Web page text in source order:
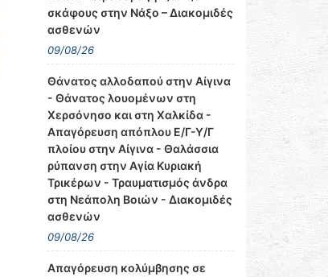
σκάφους στην Νάξο – Διακομιδές
ασθενών
09/08/26
Θάνατος αλλοδαπού στην Αίγινα
- Θάνατος λουομένων στη
Χερσόνησο και στη Χαλκίδα -
Απαγόρευση απόπλου Ε/Γ-Υ/Γ
πλοίου στην Αίγινα - Θαλάσσια
ρύπανση στην Αγία Κυριακή
Τρικέρων - Τραυματισμός άνδρα
στη Νεάπολη Βοιών - Διακομιδές
ασθενών
09/08/26
Απαγόρευση κολύμβησης σε